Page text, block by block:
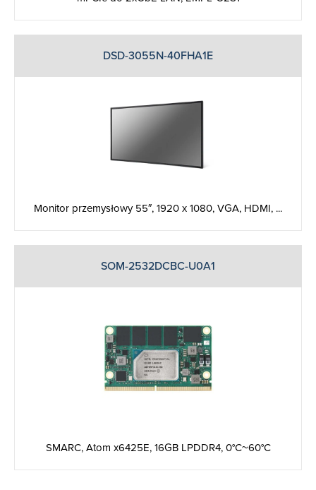
DSD-3055N-40FHA1E
Monitor przemysłowy 55″, 1920 x 1080, VGA, HDMI, ...
SOM-2532DCBC-U0A1
SMARC, Atom x6425E, 16GB LPDDR4, 0°C~60°C